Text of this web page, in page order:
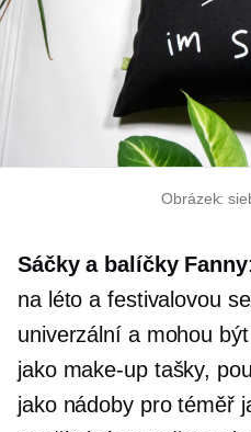
Obrázek:
Sáčky a balíčky Fanny
na léto a festivalovou
univerzální a mohou
jako make-uptašky,
jako nádoby pro téměř